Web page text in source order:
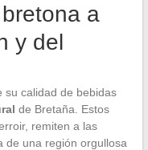
a
y del
su calidad de bebidas
de Bretaña. Estos
remiten a las
de una región orgullosa